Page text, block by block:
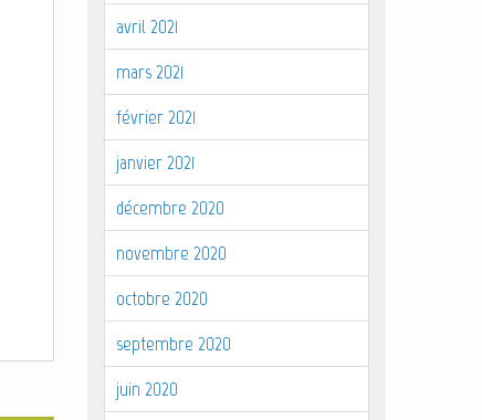
avril 2021
mars 2021
février 2021
janvier 2021
décembre 2020
novembre 2020
octobre 2020
septembre 2020
juin 2020